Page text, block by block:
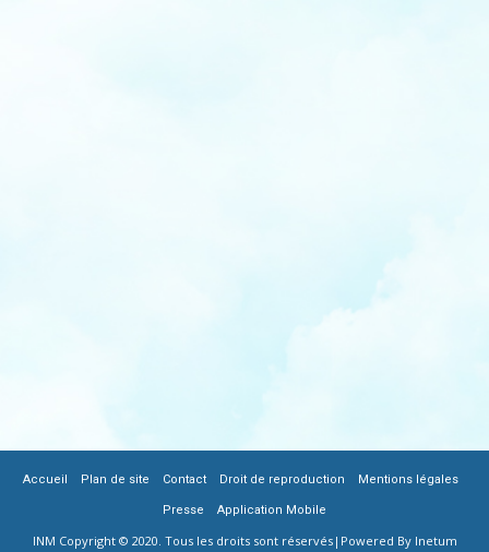
FOOTER
MENU
Accueil Plan de site Contact| Droit de reproduction Mentions légales|
Presse Application Mobile
INM Copyright © 2020. Tous les droits sont réservés| Powered By Inetum